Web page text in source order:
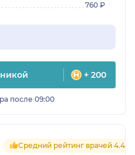
760 ₽
+ 200
после 09:00
Средний рейтинг врачей 4.4